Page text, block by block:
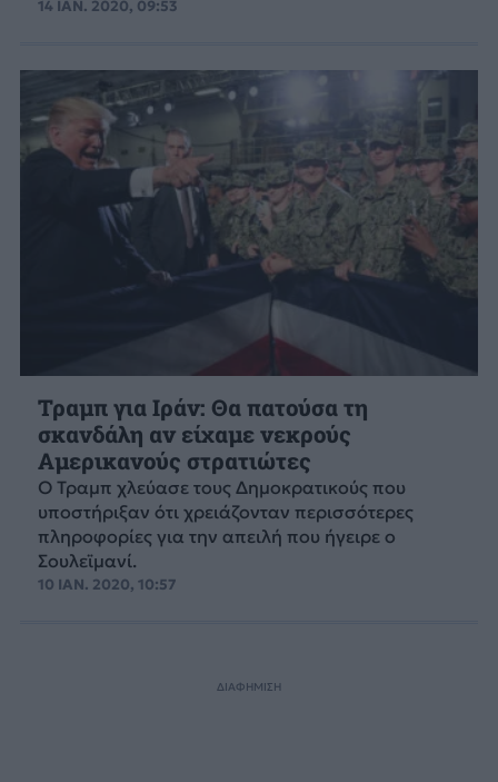
14 ΙΑΝ. 2020, 09:53
Τραμπ για Ιράν: Θα πατούσα τη
σκανδάλη αν είχαμε νεκρούς
Αμερικανούς στρατιώτες
Ο Τραμπ χλεύασε τους Δημοκρατικούς που
υποστήριξαν ότι χρειάζονταν περισσότερες
πληροφορίες για την απειλή που ήγειρε ο
Σουλεϊμανί.
10 ΙΑΝ. 2020, 10:57
ΔΙΑΦΗΜΙΣΗ